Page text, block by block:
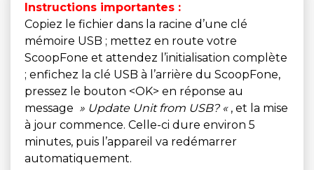
Instructions importantes :
Copiez le fichier dans la racine d’une clé
mémoire USB ; mettez en route votre
ScoopFone et attendez l’initialisation complète
; enfichez la clé USB à l’arrière du ScoopFone,
pressez le bouton <OK> en réponse au
message » Update Unit from USB? « , et la mise
à jour commence. Celle-ci dure environ 5
minutes, puis l’appareil va redémarrer
automatiquement.